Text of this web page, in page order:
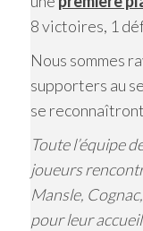
8 victoires, 1
Nous sommes
supporters au
se
Toute l’équipe
joueurs
Mansle,
pour leur